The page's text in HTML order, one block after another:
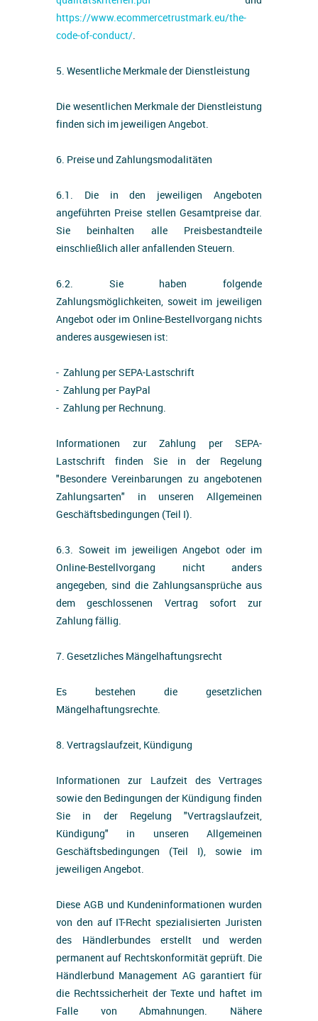
https://www.ecommercetrustmark.eu/the-
code-of-conduct/.
5. Wesentliche Merkmale der Dienstleistung
Die wesentlichen Merkmale der Dienstleistung
finden sich im jeweiligen Angebot.
6. Preise und Zahlungsmodalitäten
6.1. Die in den jeweiligen Angeboten
angeführten Preise stellen Gesamtpreise dar.
Sie beinhalten alle Preisbestandteile
einschließlich aller anfallenden Steuern.
6.2. Sie haben folgende
Zahlungsmöglichkeiten, soweit im jeweiligen
Angebot oder im Online-Bestellvorgang nichts
anderes ausgewiesen ist:
- Zahlung per SEPA-Lastschrift
- Zahlung per PayPal
- Zahlung per Rechnung.
Informationen zur Zahlung per SEPA-
Lastschrift finden Sie in der Regelung
"Besondere Vereinbarungen zu angebotenen
Zahlungsarten" in unseren Allgemeinen
Geschäftsbedingungen (Teil I).
6.3. Soweit im jeweiligen Angebot oder im
Online-Bestellvorgang nicht anders
angegeben, sind die Zahlungsansprüche aus
dem geschlossenen Vertrag sofort zur
Zahlung fällig.
7. Gesetzliches Mängelhaftungsrecht
Es bestehen die gesetzlichen
Mängelhaftungsrechte.
8. Vertragslaufzeit, Kündigung
Informationen zur Laufzeit des Vertrages
sowie den Bedingungen der Kündigung finden
Sie in der Regelung "Vertragslaufzeit,
Kündigung" in unseren Allgemeinen
Geschäftsbedingungen (Teil I), sowie im
jeweiligen Angebot.
Diese AGB und Kundeninformationen wurden
von den auf IT-Recht spezialisierten Juristen
des Händlerbundes erstellt und werden
permanent auf Rechtskonformität geprüft. Die
Händlerbund Management AG garantiert für
die Rechtssicherheit der Texte und haftet im
Falle von Abmahnungen. Nähere